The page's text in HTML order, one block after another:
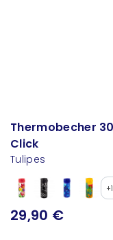
Thermobecher
Click
Tulipes
29,90 €